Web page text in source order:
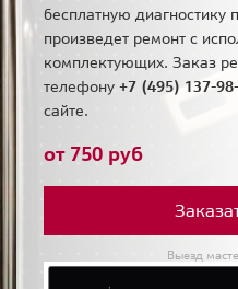
бесплатную диагностику
произведет ремонт с
комплектующих. Заказ
телефону +7 (495) 137-
сайте.
от 750 руб
Выезд